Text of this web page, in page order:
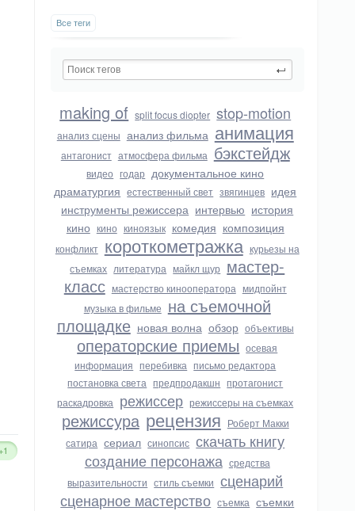
Все теги
making of split focus diopter stop-motion
анализ сцены анализ фильма анимация
антагонист атмосфера фильма бэкстейдж
видео годар документальное кино
драматургия естественный свет звягинцев идея
инструменты режиссера интервью история
кино кино киноязык комедия композиция
конфликт короткометражка курьезы на
съемках литература майкл щур мастер-
класс мастерство кинооператора мидпойнт
музыка в фильме на съемочной
площадке новая волна обзор объективы
операторские приемы осевая
информация перебивка письмо редактора
постановка света предпродакшн протагонист
раскадровка режиссер режиссеры на съемках
режиссура рецензия Роберт Макки
сатира сериал синопсис скачать книгу
создание персонажа средства
выразительности стиль съемки сценарий
сценарное мастерство съемка съемки